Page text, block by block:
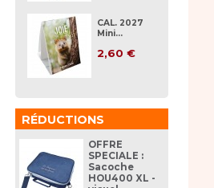
CAL. 2027
Mini...
2,60 €
RÉDUCTIONS
OFFRE
SPECIALE :
Sacoche
HOU400 XL -